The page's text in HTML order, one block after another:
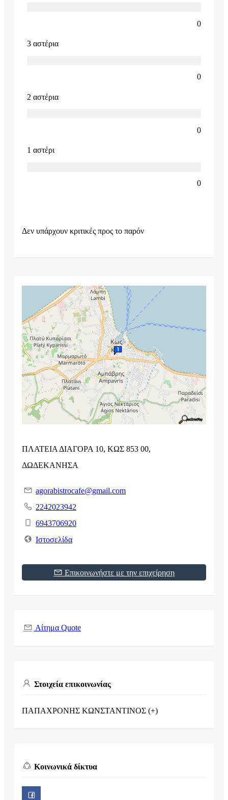
0
3 αστέρια
0
2 αστέρια
0
1 αστέρι
0
Δεν υπάρχουν κριτικές προς το παρόν
ΠΛΑΤΕΙΑ ΔΙΑΓΟΡΑ 10, ΚΩΣ 853 00,
ΔΩΔΕΚΑΝΗΣΑ
agorabistrocafe@gmail.com
2242023942
6943706920
Ιστοσελίδα
Επικοινωνήστε με την επιχείρηση
Αίτημα Quote
Στοιχεία επικοινωνίας
ΠΑΠΑΧΡΟΝΗΣ ΚΩΝΣΤΑΝΤΙΝΟΣ (+)
Κοινωνικά δίκτυα